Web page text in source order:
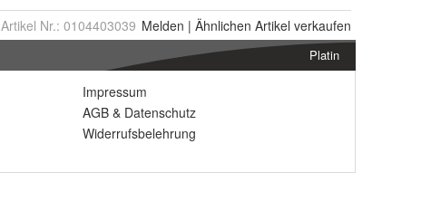
Artikel Nr.: 0104403039 Melden | Ähnlichen Artikel verkaufen
Platin
Impressum
AGB & Datenschutz
Widerrufsbelehrung